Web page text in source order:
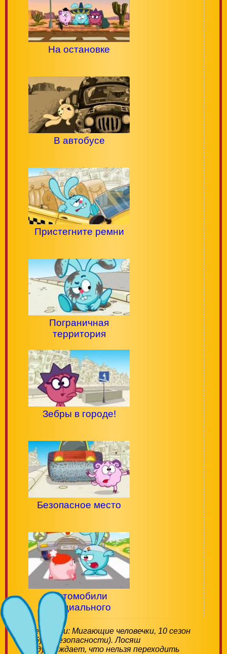
На остановке
В автобусе
Пристегните ремни
Пограничная
территория
Зебры в городе!
Безопасное место
Автомобили
специального
назначения
Смешарики: Мигающие человечки, 10 сезон
(Азбука безопасности). Лосяш
предупреждает, что нельзя переходить